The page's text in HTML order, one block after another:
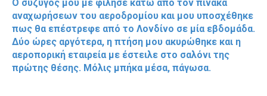
Ο σύζυγός μου με φίλησε κάτω από τον πίνακα
αναχωρήσεων του αεροδρομίου και μου υποσχέθηκε
πως θα επέστρεφε από το Λονδίνο σε μία εβδομάδα.
Δύο ώρες αργότερα, η πτήση μου ακυρώθηκε και η
αεροπορική εταιρεία με έστειλε στο σαλόνι της
πρώτης θέσης. Μόλις μπήκα μέσα, πάγωσα.